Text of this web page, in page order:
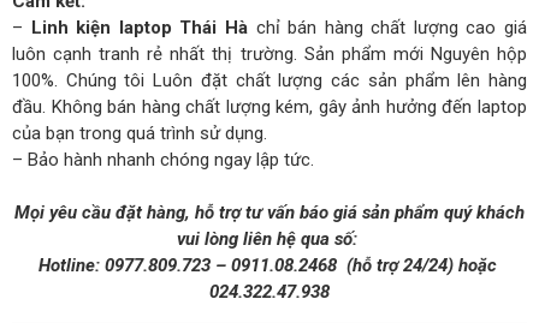
– Linh kiện laptop Thái Hàchỉ bán hàng chất lượng cao giá
luôn cạnh tranh rẻ nhất thị trường. Sản phẩm mới Nguyên hộp
100%. Chúng tôi Luôn đặt chất lượng các sản phẩm lên hàng
đầu. Không bán hàng chất lượng kém, gây ảnh hưởng đến laptop
của bạn trong quá trình sử dụng.
– Bảo hành nhanh chóng ngay lập tức.
Mọi yêu cầu đặt hàng, hỗ trợ tư vấn báo giá sản phẩm quý khách
vui lòng liên hệ qua số:
Hotline: 0977.809.723– 0911.08.2468 (hỗ trợ 24/24)hoặc
024.322.47.938